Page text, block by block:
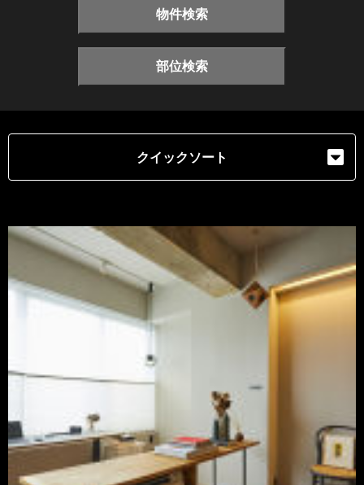
物件検索
部位検索
クイックソート